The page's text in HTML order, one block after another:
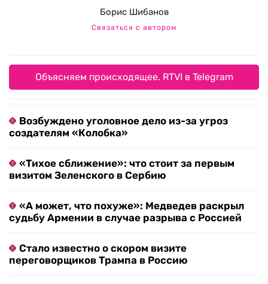
Борис Шибанов
Связаться с автором
Объясняем происходящее. RTVI в Telegram
Возбуждено уголовное дело из-за угроз
создателям «Колобка»
«Тихое сближение»: что стоит за первым
визитом Зеленского в Сербию
«А может, что похуже»: Медведев раскрыл
судьбу Армении в случае разрыва с Россией
Стало известно о скором визите
переговорщиков Трампа в Россию